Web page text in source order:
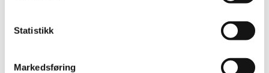
Statistikk
Markedsføring